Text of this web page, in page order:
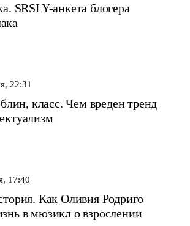
SRSLY-анкета блогера
22:31
класс. Чем вреден тренд
17:40
Как Оливия Родриго
в мюзикл о взрослении